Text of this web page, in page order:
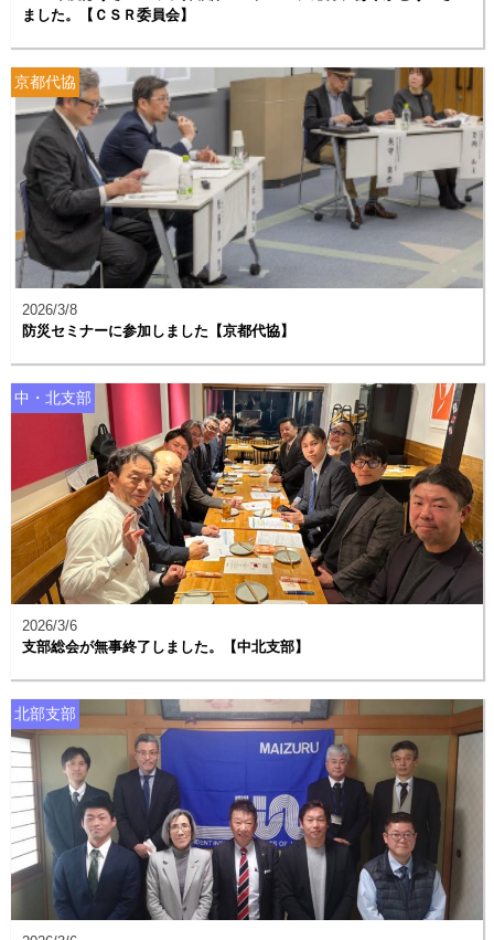
ました。【ＣＳＲ委員会】
京都代協
2026/3/8
防災セミナーに参加しました【京都代協】
中・北支部
2026/3/6
支部総会が無事終了しました。【中北支部】
北部支部